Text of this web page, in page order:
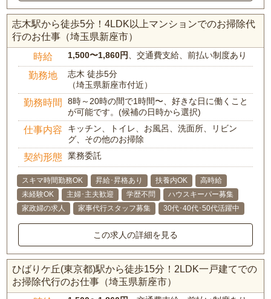
志木駅から徒歩5分！4LDK以上マンションでのお掃除代
行のお仕事（埼玉県新座市）
時給 1,500〜1,860円 、交通費支給、前払い制度あり
勤務地
志木 徒歩5分
（埼玉県新座市付近）
勤務時間
8時～20時の間で1時間〜、好きな日に働くこと
が可能です。(候補の日時から選択)
仕事内容
キッチン、トイレ、お風呂、洗面所、リビン
グ、その他のお掃除
契約形態 業務委託
スキマ時間勤務OK 昇給･昇格あり 扶養内OK
高時給
未経験OK
主婦･主夫歓迎 学歴不問
ハウスキーパー募集
家政婦の求人
家事代行スタッフ募集 30代･40代･50代活躍中
この求人の詳細を見る
ひばりケ丘(東京都)駅から徒歩15分！2LDK一戸建てでの
お掃除代行のお仕事（埼玉県新座市）